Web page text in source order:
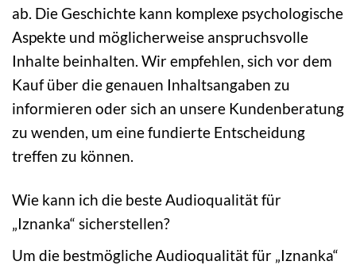
ab. Die Geschichte kann komplexe psychologische
Aspekte und möglicherweise anspruchsvolle
Inhalte beinhalten. Wir empfehlen, sich vor dem
Kauf über die genauen Inhaltsangaben zu
informieren oder sich an unsere Kundenberatung
zu wenden, um eine fundierte Entscheidung
treffen zu können.
Wie kann ich die beste Audioqualität für
„Iznanka“ sicherstellen?
Um die bestmögliche Audioqualität für „Iznanka“